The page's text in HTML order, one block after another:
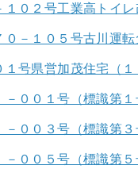
１０２号工業高トイ
０－１０５号古川運
１号県営加茂住宅（
－００１号（標識第
－００３号（標識第
－００５号（標識第